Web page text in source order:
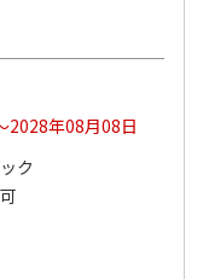
100円
(送料別・税込)
2028年08月08日
ク